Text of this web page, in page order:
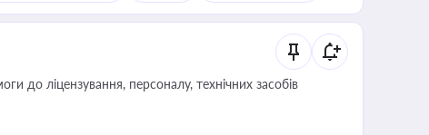
до ліцензування, персоналу, технічних засобів